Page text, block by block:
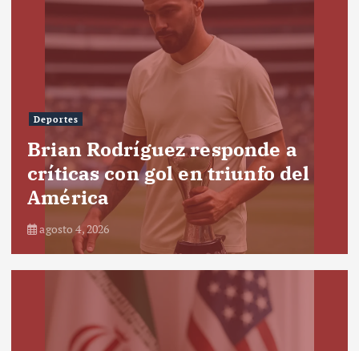
Deportes
Brian Rodríguez responde a
críticas con gol en triunfo del
América
agosto 4, 2026